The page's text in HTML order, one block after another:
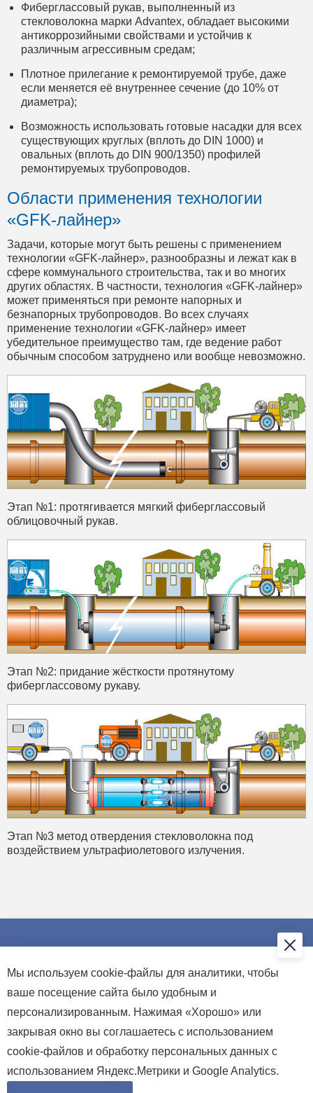
Фиберглассовый рукав, выполненный из
стекловолокна марки Advantex, обладает высокими
антикоррозийными свойствами и устойчив к
различным агрессивным средам;
Плотное прилегание к ремонтируемой трубе, даже
если меняется её внутреннее сечение (до 10% от
диаметра);
Возможность использовать готовые насадки для всех
существующих круглых (вплоть до DIN 1000) и
овальных (вплоть до DIN 900/1350) профилей
ремонтируемых трубопроводов.
Области применения технологии
«GFK-лайнер»
Задачи, которые могут быть решены с применением
технологии «GFK-лайнер», разнообразны и лежат как в
сфере коммунального строительства, так и во многих
других областях. В частности, технология «GFK-лайнер»
может применяться при ремонте напорных и
безнапорных трубопроводов. Во всех случаях
применение технологии «GFK-лайнер» имеет
убедительное преимущество там, где ведение работ
обычным способом затруднено или вообще невозможно.
Этап №1: протягивается мягкий фиберглассовый
облицовочный рукав.
Этап №2: придание жёсткости протянутому
фиберглассовому рукаву.
Этап №3 метод отвердения стекловолокна под
воздействием ультрафиолетового излучения.
г. Москва, Смоленский б-р, д.24, стр.2
Режим работы: Пн.-Пт: 08.00 – 17.00; Сб.-Вс.: Выходной
+7 (499) 248-74-82
+7 (499) 248-34-72
Мы используем cookie-файлы для аналитики, чтобы
ваше посещение сайта было удобным и
персонализированным. Нажимая «Хорошо» или
закрывая окно вы соглашаетесь с использованием
cookie-файлов и обработку персональных данных с
использованием Яндекс.Метрики и Google Analytics.